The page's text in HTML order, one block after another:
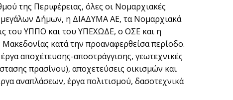
της Περιφέρειας, όλες οι Νομαρχιακές
μεγάλων Δήμων, η ΔΙΑΔΥΜΑ ΑΕ, τα Νομαρχιακά
του ΥΠΠΟ και του ΥΠΕΧΩΔΕ, ο ΟΣΕ και η
κατά την προαναφερθείσα περίοδο.
αποχέτευσης-αποστράγγισης, γεωτεχνικές
πρασίνου), αποχετεύσεις οικισμών και
αναπλάσεων, έργα πολιτισμού, δασοτεχνικά